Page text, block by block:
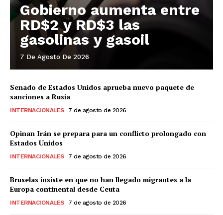
Gobierno aumenta entre
RD$2 y RD$3 las
gasolinas y gasoil
7 De Agosto De 2026
Senado de Estados Unidos aprueba nuevo paquete de
sanciones a Rusia
INTERNACIONALES 7 de agosto de 2026
Opinan Irán se prepara para un conflicto prolongado con
Estados Unidos
INTERNACIONALES 7 de agosto de 2026
Bruselas insiste en que no han llegado migrantes a la
Europa continental desde Ceuta
INTERNACIONALES 7 de agosto de 2026